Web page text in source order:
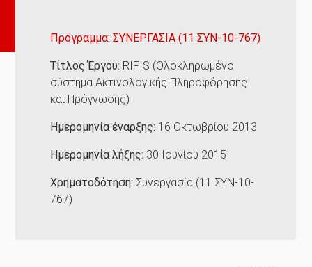
Πρόγραμμα: ΣΥΝΕΡΓΑΣΙΑ (11 ΣΥΝ-10-767)
Τίτλος Έργου: RIFIS (Ολοκληρωμένo
σύστημα Ακτινολογικής Πληροφόρησης
και Πρόγνωσης)
Ημερομηνία έναρξης: 16 Οκτωβρίου 2013
Ημερομηνία λήξης: 30 Ιουνίου 2015
Χρηματοδότηση: Συνεργασία (11 ΣΥΝ-10-
767)